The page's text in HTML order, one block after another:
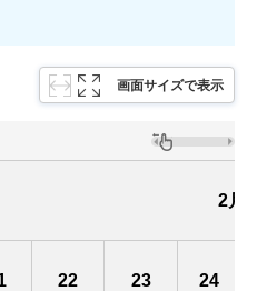
画面サイズで表示
2月
22 23 24